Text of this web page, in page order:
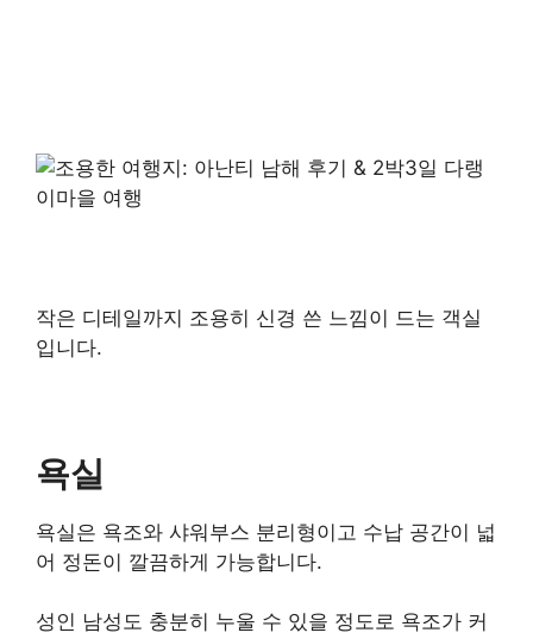
작은 디테일까지 조용히 신경 쓴 느낌이 드는 객실
입니다.
욕실
욕실은 욕조와 샤워부스 분리형이고 수납 공간이 넓
어 정돈이 깔끔하게 가능합니다.
성인 남성도 충분히 누울 수 있을 정도로 욕조가 커